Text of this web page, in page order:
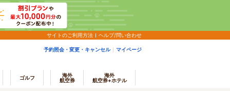
サイトのご利用方法 ヘルプ/問い合わせ
予約照会・変更・キャンセル マイページ
ゴルフ
海外
航空券
海外
航空券+ホテル